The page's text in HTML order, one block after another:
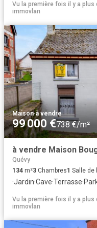
Vu la première fois il y a plus
immovlan
Maison·à vendre
99 000 €738 €/m²
à vendre Maison
Quévy
134 m²3 Chambres1 Salle de
·Jardin·Cave·Terrasse·
Vu la première fois il y a plus
immovlan